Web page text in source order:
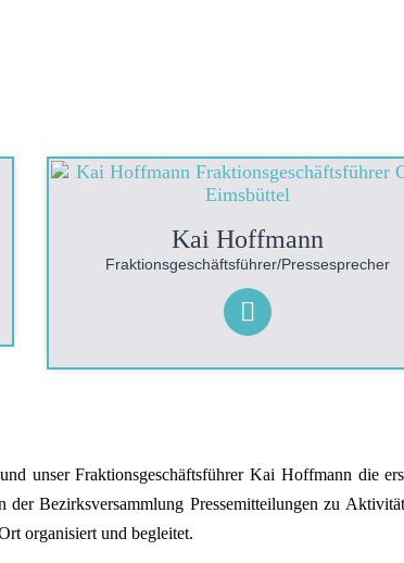
Kai Hoffmann
Fraktionsgeschäftsführer/Pressesprecher
unser Fraktionsgeschäftsführer Kai Hoffmann die
Be­zirks­ver­samm­lung Press­e­mit­­teilung­en zu
or­ga­ni­siert und be­glei­tet.